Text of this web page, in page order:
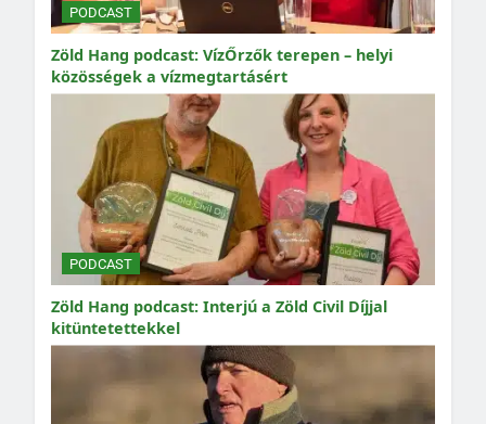
PODCAST
Zöld Hang podcast: VízŐrzők terepen – helyi
közösségek a vízmegtartásért
PODCAST
Zöld Hang podcast: Interjú a Zöld Civil Díjjal
kitüntetettekkel